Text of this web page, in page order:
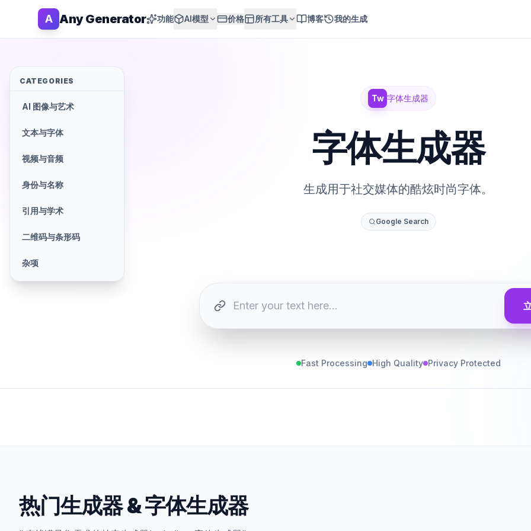
A Any Generator 功能 AI模型 价格 所有工具 博客 我的生成
Tw 字体生成器
字体生成器
生成用于社交媒体的酷炫时尚字体。
Google Search
Fast Processing High Quality Privacy Protected
热门生成器&字体生成器
CATEGORIES
AI 图像与艺术
文本与字体
视频与音频
身份与名称
引用与学术
二维码与条形码
杂项